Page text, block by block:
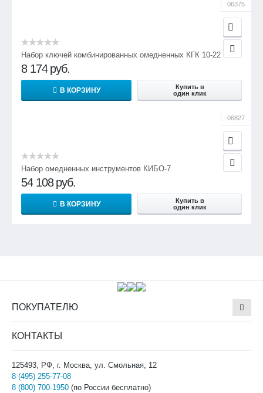
06375
Набор ключей комбинированных омедненных КГК 10-22
8 174 руб.
В КОРЗИНУ
Купить в
один клик
06827
Набор омедненных инструментов КИБО-7
54 108 руб.
В КОРЗИНУ
Купить в
один клик
ПОКУПАТЕЛЮ
КОНТАКТЫ
125493, РФ, г. Москва, ул. Смольная, 12
8 (495) 255-77-08
8 (800) 700-1950 (по России бесплатно)